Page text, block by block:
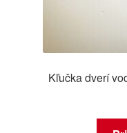
Kľučka dverí